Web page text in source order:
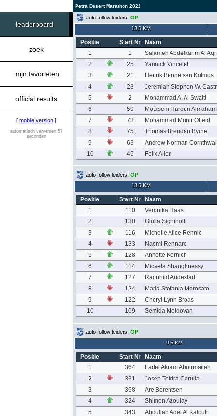
Petra Desert Marathon 2022
leaderboard
zoek
mijn favorieten
official results
[ mobile version ]
automatisch verversen 57
seconden
auto follow leiders: OP
13,5 KM
Positie Start Nr
Naam
1
1
Salameh Abdelkarim Al
2
25
Yannick Vincelet
3
21
Henrik Bennetsen Kolmos
4
23
Jeremiah Stephen W.
5
2
Mohammad A. Al Swaiti
6
59
Motasem Haroun
7
73
Mohammad Munir Obeid
8
75
Thomas Brendan Byrne
9
63
Andrew Norman
10
45 Felix Allen
auto follow leiders: OP
13,5 KM
Positie Start Nr
Naam
1
110
Veronika Haas
2
130
Giulia Sighinolfi
3
116
Michelle Alice Rennie
4
133
Naomi Rennard
5
128
Annette Kernich
6
114
Micaela Shaughnessy
7
127
Ragnhild Audestad
8
124
Maria Stefania Morosato
9
122
Cheryl Lynn Broas
10
109 Semida Moldovan
auto follow leiders: OP
9,5 KM
Positie Start Nr
Naam
1
364
Fadel Akram Abuirmaileh
2
331
Josep Toldrá Carulla
3
368
Are Berentsen
4
324
Shimon Azoulay
5
343
Abdullah Adel Al Kalouti